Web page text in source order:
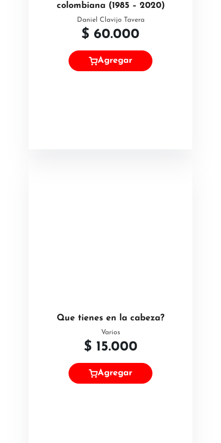
colombiana (1985 – 2020)
Daniel Clavijo Tavera
$ 60.000
Agregar
Que tienes en la cabeza?
Varios
$ 15.000
Agregar